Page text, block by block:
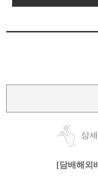
상
[담배해외